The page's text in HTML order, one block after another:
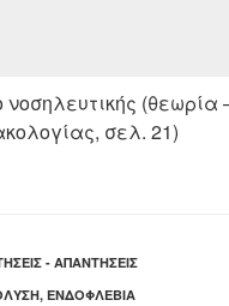
νοσηλευτικής
σελ. 21)
- ΑΠΑΝΤΉΣΕΙΣ
, ΕΝΔΟΦΛΈΒΙΑ